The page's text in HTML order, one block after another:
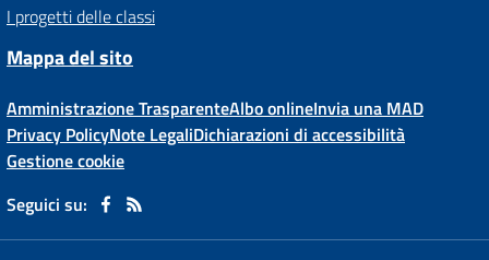
I progetti delle classi
Mappa del sito
Amministrazione TrasparenteAlbo onlineInvia una MAD
Privacy PolicyNote LegaliDichiarazioni di accessibilità
Gestione cookie
Seguici su: